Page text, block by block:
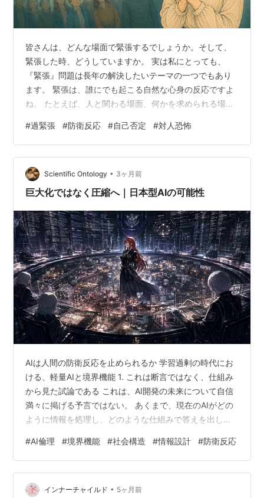
皆さんは、どんな場面で緊張するでしょうか。そして、
緊張した時、どうしていますか。 実は私にとっても、
『緊張』問題は長年の解決したいテーマの一つでもあり
ます。 緊張は、誰にでも起こる自然な心身の反応ですよ
ね。 たとえば、人と関わる場面、何かを求められる場
敗できないとプレッシャーを感じる場面。 そんな中で不
安やストレスを感じたとき、私たちの脳はその状況に対
応しようとして、心と身体をフル稼働させます。 これ
が、私たちが感じる緊張なのだと思います。 でも、その
緊張が強くなりすぎると、心身の不調をきたしたり、人
#過緊張 #防衛反応 #自己否定 #対人恐怖
Scientific Ontology • 3ヶ月前
巨大化ではなく圧縮へ｜日本型AIの可能性
AIは人間の防衛反応を止められるか 学習過剰の時代にお
ける、軽量AIと境界機能 1. これは断言ではなく、仕組み
から見た試論である これは、AI開発の未来について自信
満々に掲げる予言ではない。 あくまで、現在のAIがどの
ように情報を処理し、どのような仕組みで答えを出して
を読み込み、入力に対して重みづけを行い、その場でも
っとも妥当らしい応答を生成する。もちろん、実際の内
部構造はさらに複雑であり、単純な説明だけで尽くせる
ものではない。 ただし、ここで重要なのは、AIの判断の
#AI倫理 #境界機能 #社会構造 #情報設計 #防衛反応
インナーチャイルド • 5ヶ月前